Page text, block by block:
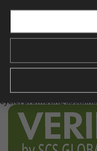
Certification for indoor
f volatile organic
Environmental Product
Verified by SCS Global
tes the product’s
cycle, promoting